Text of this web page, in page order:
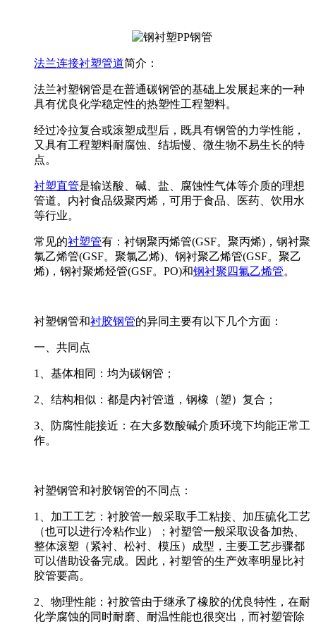
法兰连接衬塑管道简介：
法兰衬塑钢管是在普通碳钢管的基础上发展起来的一种
具有优良化学稳定性的热塑性工程塑料。
经过冷拉复合或滚塑成型后，既具有钢管的力学性能，
又具有工程塑料耐腐蚀、结垢慢、微生物不易生长的特
点。
衬塑直管是输送酸、碱、盐、腐蚀性气体等介质的理想
管道。内衬食品级聚丙烯，可用于食品、医药、饮用水
等行业。
常见的衬塑管有：衬钢聚丙烯管(GSF。聚丙烯)，钢衬聚
氯乙烯管(GSF。聚氯乙烯)、钢衬聚乙烯管(GSF。聚乙
烯)，钢衬聚烯烃管(GSF。PO)和钢衬聚四氟乙烯管。
衬塑钢管和衬胶钢管的异同主要有以下几个方面：
一、共同点
1、基体相同：均为碳钢管；
2、结构相似：都是内衬管道，钢橡（塑）复合；
3、防腐性能接近：在大多数酸碱介质环境下均能正常工
作。
衬塑钢管和衬胶钢管的不同点：
1、加工工艺：衬胶管一般采取手工粘接、加压硫化工艺
（也可以进行冷粘作业）；衬塑管一般采取设备加热、
整体滚塑（紧衬、松衬、模压）成型，主要工艺步骤都
可以借助设备完成。因此，衬塑管的生产效率明显比衬
胶管要高。
2、物理性能：衬胶管由于继承了橡胶的优良特性，在耐
化学腐蚀的同时耐磨、耐温性能也很突出，而衬塑管除